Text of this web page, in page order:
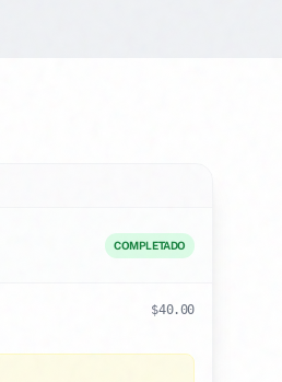
COMPLETADO
$40.00